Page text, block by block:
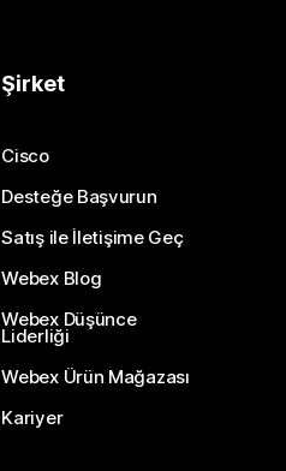
Şirket
Cisco
Desteğe Başvurun
Satış ile İletişime Geç
Webex Blog
Webex Düşünce
Liderliği
Webex Ürün Mağazası
Kariyer